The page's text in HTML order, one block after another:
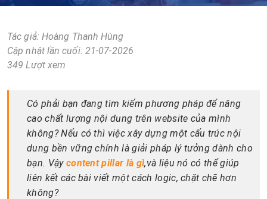
Tác giả: Hoàng Thanh Hùng
Cập nhật lần cuối: 21-07-2026
349 Lượt xem
Có phải bạn đang tìm kiếm phương pháp để nâng
cao chất lượng nội dung trên website của mình
không? Nếu có thì việc xây dựng một cấu trúc nội
dung bền vững chính là giải pháp lý tưởng dành cho
bạn. Vậy content pillar là gì,và liệu nó có thể giúp
liên kết các bài viết một cách logic, chặt chẽ hơn
không?